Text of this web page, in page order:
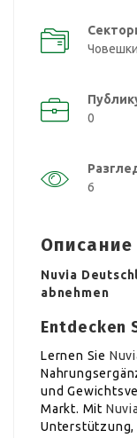
0
6
Nuvia
abnehmen
Entdecken
Lernen Sie
und
Markt. Mit Nuvia
Unterstützung,